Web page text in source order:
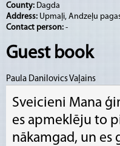
County: Dagda
Address: Upmaļi, Andzeļu
Contact person: -
Guest book
Paula Danilovics Vaļains
Sveicieni Mana
es apmeklēju to
nākamgad, un